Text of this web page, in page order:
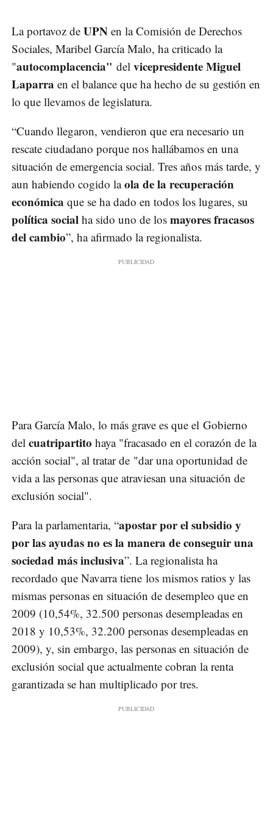
La portavoz de UPN en la Comisión de Derechos
Sociales, Maribel García Malo, ha criticado la
"autocomplacencia" del vicepresidente Miguel
Laparra en el balance que ha hecho de su gestión en
lo que llevamos de legislatura.
“Cuando llegaron, vendieron que era necesario un
rescate ciudadano porque nos hallábamos en una
situación de emergencia social. Tres años más tarde, y
aun habiendo cogido laola de la recuperación
económica que se ha dado en todos los lugares, su
política social ha sido uno de los mayores fracasos
del cambio”, ha afirmado la regionalista.
Para García Malo, lo más grave es que el Gobierno
del cuatripartito haya "fracasado en el corazón de la
acción social", al tratar de "dar una oportunidad de
vida a las personas que atraviesan una situación de
exclusión social".
Para la parlamentaria, “apostar por el subsidio y
por las ayudas no es la manera de conseguir una
sociedad más inclusiva”. La regionalista ha
recordado que Navarra tiene los mismos ratios y las
mismas personas en situación de desempleo que en
2009 (10,54%, 32.500 personas desempleadas en
2018 y 10,53%, 32.200 personas desempleadas en
2009), y, sin embargo, las personas en situación de
exclusión social que actualmente cobran la renta
garantizada se han multiplicado por tres.